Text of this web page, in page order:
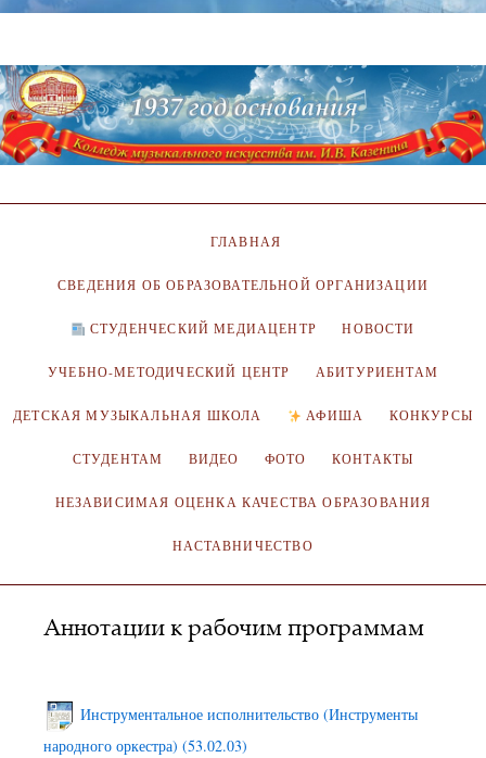
ГЛАВНАЯ
СВЕДЕНИЯ ОБ ОБРАЗОВАТЕЛЬНОЙ ОРГАНИЗАЦИИ
СТУДЕНЧЕСКИЙ МЕДИАЦЕНТР НОВОСТИ
УЧЕБНО-МЕТОДИЧЕСКИЙ ЦЕНТР АБИТУРИЕНТАМ
ДЕТСКАЯ МУЗЫКАЛЬНАЯ ШКОЛА АФИША КОНКУРСЫ
СТУДЕНТАМ ВИДЕО ФОТО КОНТАКТЫ
НЕЗАВИСИМАЯ ОЦЕНКА КАЧЕСТВА ОБРАЗОВАНИЯ
НАСТАВНИЧЕСТВО
Аннотации к рабочим программам
Инструментальное исполнительство (Инструменты
народного оркестра) (53.02.03)